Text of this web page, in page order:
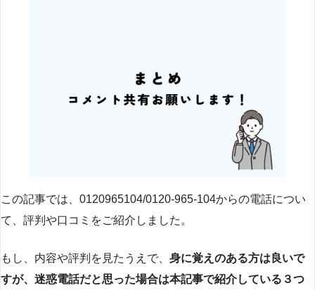
この記事では、0120965104/0120-965-104からの電話につい
て、評判や口コミをご紹介しました。
もし、内容や評判を見たうえで、 身に覚えのある方は良いで
すが、迷惑電話だと思った場合は本記事で紹介している３つ